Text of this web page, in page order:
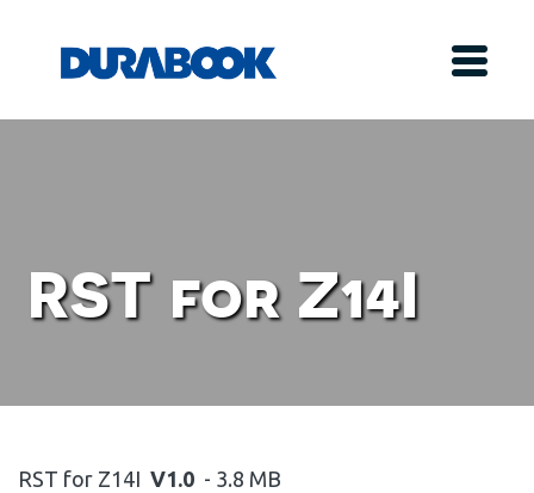
RST for Z14I
RST for Z14I V1.0 - 3.8 MB